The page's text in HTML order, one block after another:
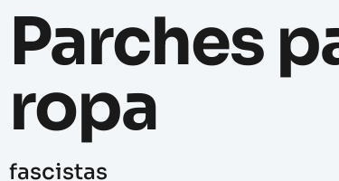
Parches
ropa
fascistas